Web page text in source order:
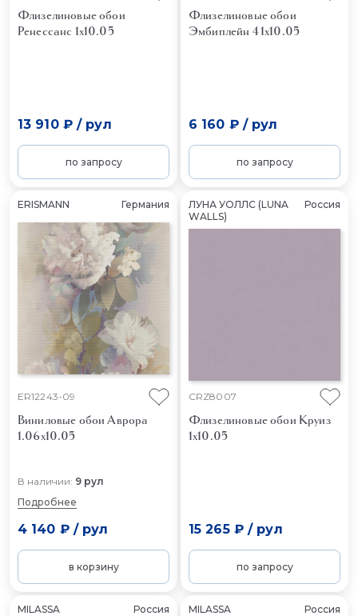
Флизелиновые обои
Ренессанс 1x10.05
13 910 ₽/ рул
по запросу
Флизелиновые обои
Эмбиплейн 4 1x10.05
6 160 ₽/ рул
по запросу
ERISMANN Германия
ER12243-09
Виниловые обои Аврора
1.06x10.05
В наличии: 9 рул
Подробнее
4 140 ₽/ рул
в корзину
ЛУНА УОЛЛС (LUNA
WALLS)
Россия
CRZ8007
Флизелиновые обои Круиз
1x10.05
15 265 ₽/ рул
по запросу
MILASSA Россия MILASSA Россия